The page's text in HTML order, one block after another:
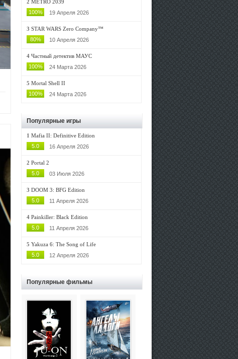
2 METRO 2039
100%
19 Апреля 2026
3 STAR WARS Zero Company™
80%
10 Апреля 2026
4 Частный детектив МАУС
100%
24 Марта 2026
5 Mortal Shell II
100%
24 Марта 2026
Популярные игры
1 Mafia II: Definitive Edition
5.0
16 Апреля 2026
2 Portal 2
5.0
03 Июля 2026
3 DOOM 3: BFG Edition
5.0
11 Апреля 2026
4 Painkiller: Black Edition
5.0
11 Апреля 2026
5 Yakuza 6: The Song of Life
5.0
12 Апреля 2026
Популярные фильмы